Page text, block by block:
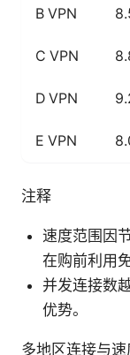
B VPN
C VPN
D VPN
E VPN
注释
速度范围因
在购前利用
并发连接数
优势。
多地区连接与